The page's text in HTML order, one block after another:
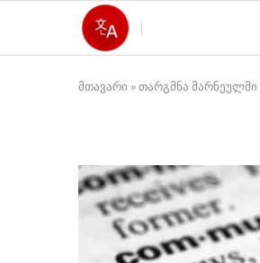
მთავარი » თარგმნა მარნეულში